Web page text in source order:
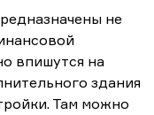
не
впишутся на
здания
Там можно